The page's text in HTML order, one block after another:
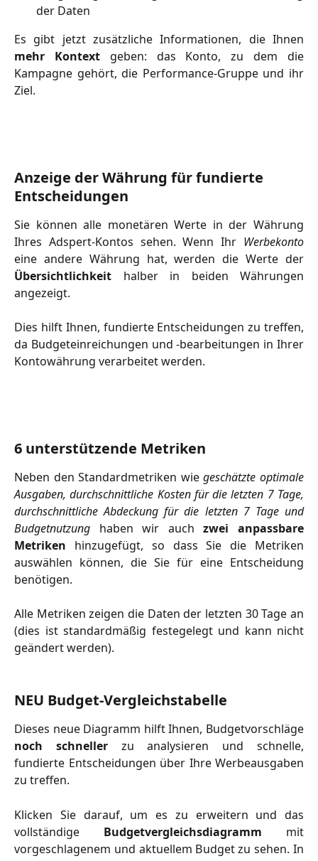
der Daten
Es gibt jetzt zusätzliche Informationen, die Ihnen
mehr Kontextgeben: das Konto, zu dem die
Kampagne gehört, die Performance-Gruppe und ihr
Ziel.
Anzeige der Währung für fundierte
Entscheidungen
Sie können alle monetären Werte in der Währung
Ihres Adspert-Kontos sehen. Wenn Ihr Werbekonto
eine andere Währung hat, werden die Werte der
Übersichtlichkeit halber in beiden Währungen
angezeigt.
Dies hilft Ihnen, fundierte Entscheidungen zu treffen,
da Budgeteinreichungen und -bearbeitungen in Ihrer
Kontowährung verarbeitet werden.
6 unterstützende Metriken
Neben den Standardmetriken wiegeschätzte optimale
Ausgaben, durchschnittliche Kosten für die letzten 7 Tage,
durchschnittliche Abdeckung für die letzten 7 Tage und
Budgetnutzung haben wir auchzwei anpassbare
Metriken hinzugefügt, so dass Sie die Metriken
auswählen können, die Sie für eine Entscheidung
benötigen.
Alle Metriken zeigen die Daten der letzten 30 Tage an
(dies ist standardmäßig festegelegt und kann nicht
geändert werden).
NEU Budget-Vergleichstabelle
Dieses neue Diagramm hilft Ihnen, Budgetvorschläge
noch schnellerzu analysieren und schnelle,
fundierte Entscheidungen über Ihre Werbeausgaben
zu treffen.
Klicken Sie darauf, um es zu erweitern und das
vollständige Budgetvergleichsdiagramm mit
vorgeschlagenem und aktuellem Budget zu sehen. In